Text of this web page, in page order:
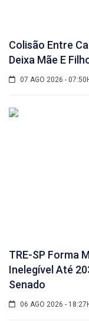
Colisão Entre
Deixa Mãe E
07 AGO 2026 -
TRE-SP Forma
Inelegível Até
Senado
06 AGO 2026 -